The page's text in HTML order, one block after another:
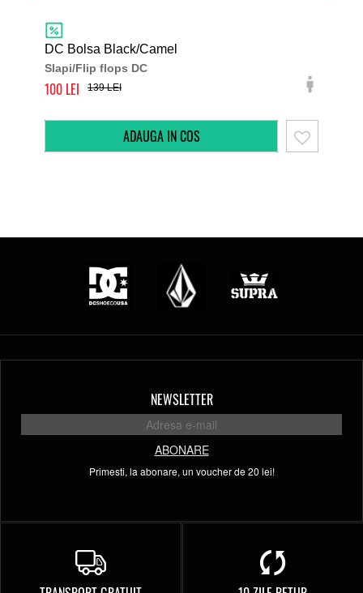
DC Bolsa Black/Camel
Slapi/Flip flops DC
100 139
NEWSLETTER
ABONARE
Primesti, la abonare, un voucher de 20 lei!